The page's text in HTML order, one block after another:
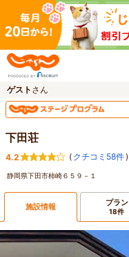
ゲスト さん
下田荘
4.2 ( クチコミ58件)
静岡県下田市柿崎６５９－１
施設情報 プラン
18件